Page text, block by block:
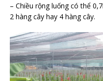
– Chiều rộng luống có thể
2 hàng cây hay 4 hàng cây.